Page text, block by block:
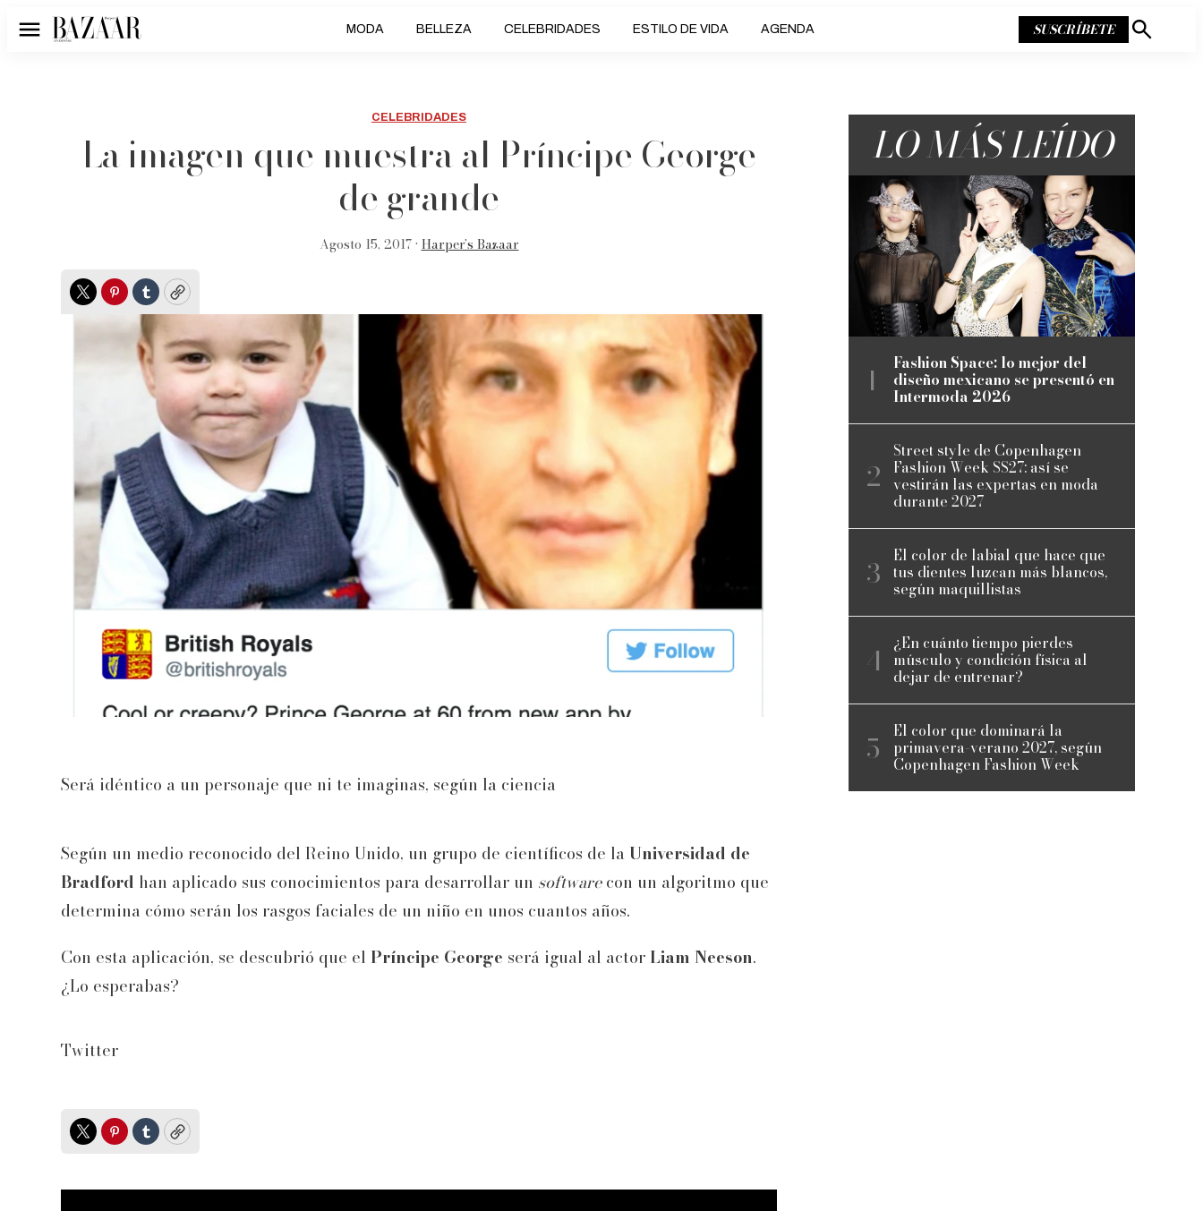
Menú MODA BELLEZA CELEBRIDADES ESTILO DE VIDA AGENDA SUSCRÍBETE
Mostrar
CELEBRIDADES
La imagen que muestra al Príncipe George
de grande
Agosto 15, 2017 • Harper’s Bazaar
TwitterPinterest
TumblrCopy
Será idéntico a un personaje que ni te imaginas, según la ciencia
Según un medio reconocido del Reino Unido, un grupo de científicos de la Universidad de
Bradford han aplicado sus conocimientos para desarrollar un softwarecon un algoritmo que
determina cómo serán los rasgos faciales de un niño en unos cuantos años.
Con esta aplicación, se descubrió que el Príncipe George será igual al actorLiam Neeson.
¿Lo esperabas?
Twitter
TwitterPinterest
TumblrCopy
LO MÁS LEÍDO
Fashion Space: lo mejor del
diseño mexicano se presentó en
Intermoda 2026
Street style de Copenhagen
Fashion Week SS27: así se
vestirán las expertas en moda
durante 2027
El color de labial que hace que
tus dientes luzcan más blancos,
según maquillistas
¿En cuánto tiempo pierdes
músculo y condición física al
dejar de entrenar?
El color que dominará la
primavera-verano 2027, según
Copenhagen Fashion Week